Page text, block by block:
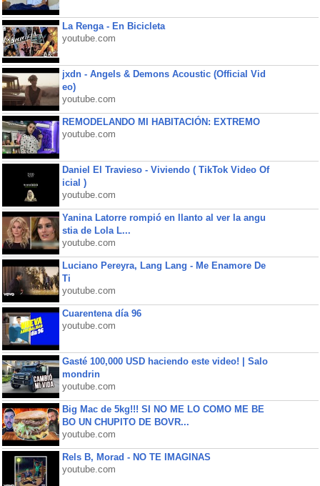
La Renga - En Bicicleta
youtube.com
jxdn - Angels & Demons Acoustic (Official Vid
eo)
youtube.com
REMODELANDO MI HABITACIÓN: EXTREMO
youtube.com
Daniel El Travieso - Viviendo ( TikTok Video Of
icial )
youtube.com
Yanina Latorre rompió en llanto al ver la angu
stia de Lola L...
youtube.com
Luciano Pereyra, Lang Lang - Me Enamore De
Ti
youtube.com
Cuarentena día 96
youtube.com
Gasté 100,000 USD haciendo este video! | Salo
mondrin
youtube.com
Big Mac de 5kg!!! SI NO ME LO COMO ME BE
BO UN CHUPITO DE BOVR...
youtube.com
Rels B, Morad - NO TE IMAGINAS
youtube.com